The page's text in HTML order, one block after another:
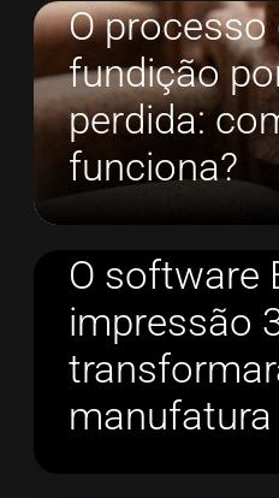
O processo
fundição
perdida:
funciona?
O software
impressão
manufatura